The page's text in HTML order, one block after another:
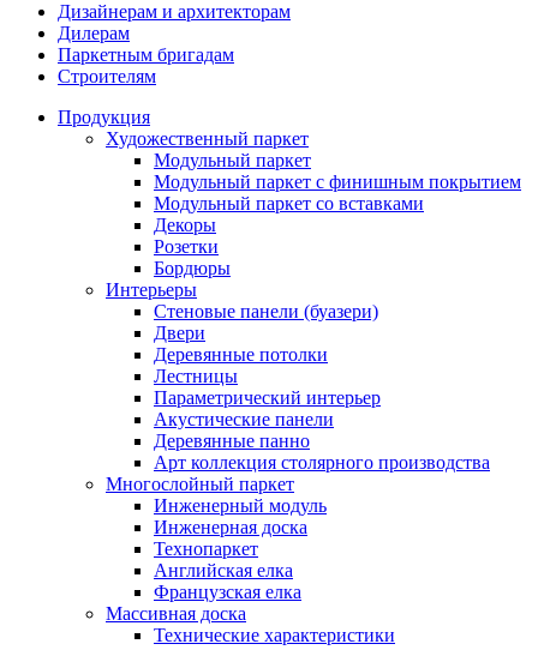
Дизайнерам и архитекторам
Дилерам
Паркетным бригадам
Строителям
Продукция
Художественный паркет
Модульный паркет
Модульный паркет с финишным покрытием
Модульный паркет со вставками
Декоры
Розетки
Бордюры
Интерьеры
Стеновые панели (буазери)
Двери
Деревянные потолки
Лестницы
Параметрический интерьер
Акустические панели
Деревянные панно
Арт коллекция столярного производства
Многослойный паркет
Инженерный модуль
Инженерная доска
Технопаркет
Английская елка
Французская елка
Массивная доска
Технические характеристики